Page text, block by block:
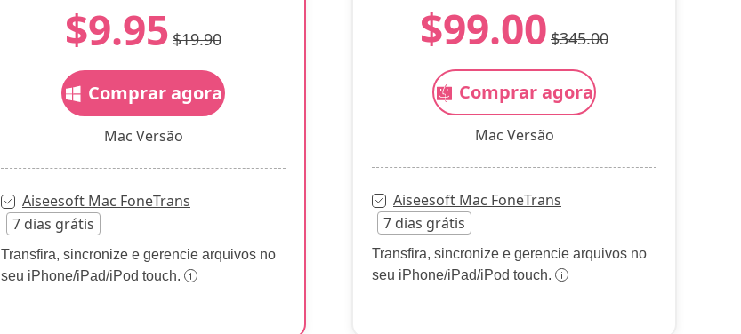
$9.95 $19.90
Comprar agora
Mac Versão
Aiseesoft Mac FoneTrans
7 dias grátis
Transfira, sincronize e gerencie arquivos no
seu iPhone/iPad/iPod touch.
$99.00 $345.00
Comprar agora
Mac Versão
Aiseesoft Mac FoneTrans
7 dias grátis
Transfira, sincronize e gerencie arquivos no
seu iPhone/iPad/iPod touch.